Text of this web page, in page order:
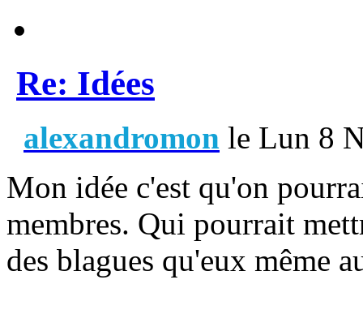
Re: Idées
alexandromon le Lun 8
Mon idée c'est qu'on
membres. Qui pourrait
des blagues qu'eux même